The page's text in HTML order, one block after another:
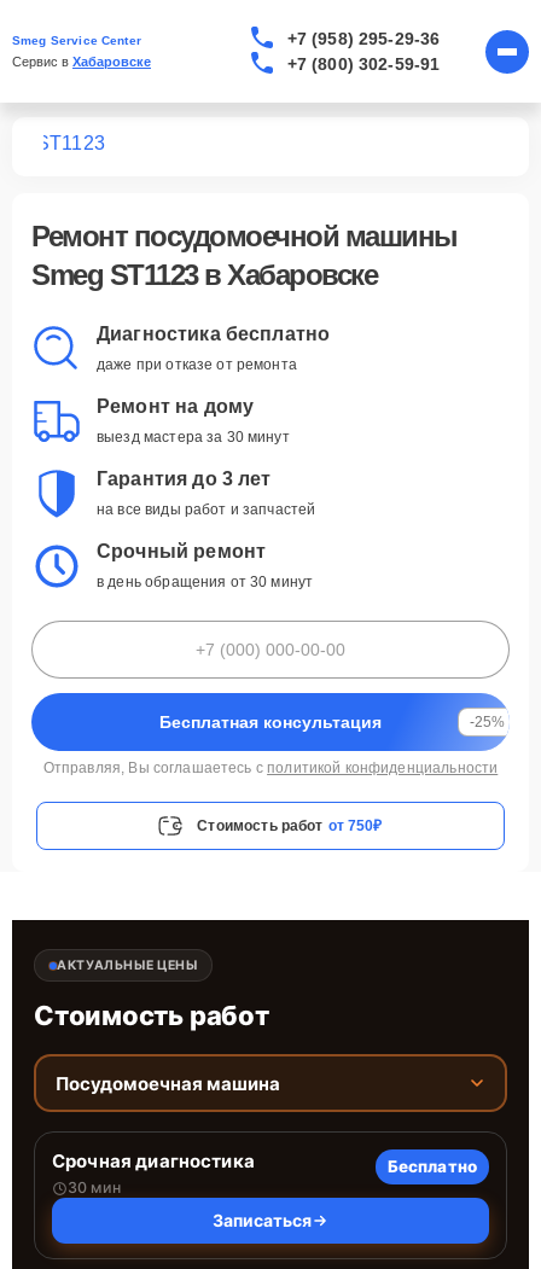
Smeg Service Center
Сервис в Хабаровске
+7 (958) 295-29-36
+7 (800) 302-59-91
ST1123
Ремонт посудомоечной машины
Smeg ST1123в Хабаровске
Диагностика бесплатно
даже при отказе от ремонта
Ремонт на дому
выезд мастера за 30 минут
Гарантия до 3 лет
на все виды работ и запчастей
Срочный ремонт
в день обращения от 30 минут
Бесплатная консультация -25%
Отправляя, Вы соглашаетесь с политикой конфиденциальности
Стоимость работ от 750₽
АКТУАЛЬНЫЕ ЦЕНЫ
Стоимость работ
Посудомоечная машина
Срочная диагностика
30 мин
Бесплатно
Записаться